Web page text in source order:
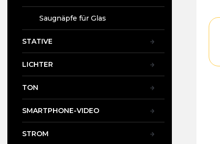
Saugnäpfe für Glas
STATIVE
LICHTER
TON
SMARTPHONE-VIDEO
STROM